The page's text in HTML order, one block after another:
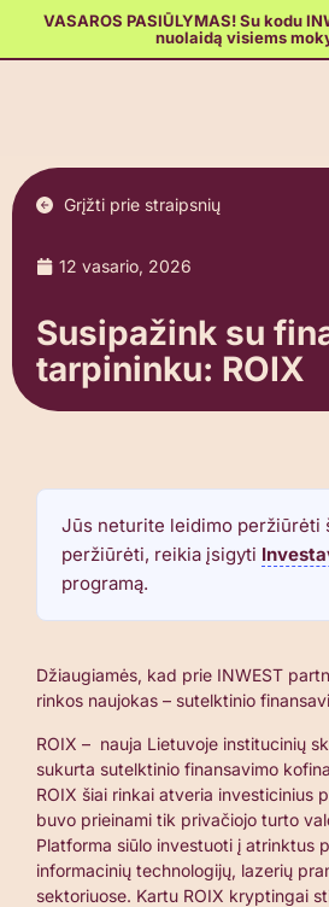
VASAROS PASIŪLYMAS! Su kodu
nuolaidą visiems
Grįžti prie straipsnių
12 vasario, 2026
Susipažink su
tarpininku: ROIX
Jūs neturite leidimo peržiūrėti
peržiūrėti, reikia įsigyti
programą.
Džiaugiamės, kad prie INWEST
rinkos naujokas – sutelktinio
ROIX – nauja Lietuvoje institucinių
sukurta sutelktinio finansavimo
ROIX šiai rinkai atveria investicinius
buvo prieinami tik privačiojo turto
Platforma siūlo investuoti į atrinktus
informacinių technologijų, lazerių
sektoriuose. Kartu ROIX kryptingai